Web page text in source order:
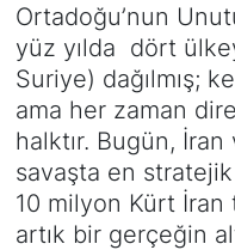
Ortadoğu’nun
yüz yılda dört
Suriye) dağılmış;
ama her zaman
halktır. Bugün, İran
savaşta en
10 milyon Kürt İran
artık bir gerçeğin
EKONOMİ
SİYASET
SAĞLIK
Haber Arşivi